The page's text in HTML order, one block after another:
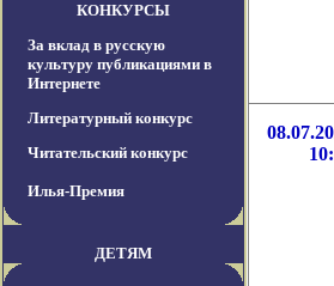
КОНКУРСЫ
За вклад в русскую
культуру публикациями в
Интернете
Литературный конкурс
Читательский конкурс
Илья-Премия
ДЕТЯМ